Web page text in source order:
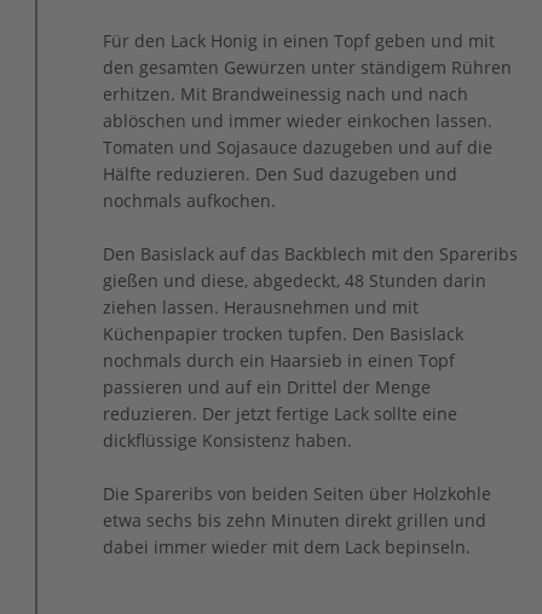
Für den Lack Honig in einen Topf geben und mit
den gesamten Gewürzen unter ständigem Rühren
erhitzen. Mit Brandweinessig nach und nach
ablöschen und immer wieder einkochen lassen.
Tomaten und Sojasauce dazugeben und auf die
Hälfte reduzieren. Den Sud dazugeben und
nochmals aufkochen.
Den Basislack auf das Backblech mit den Spare­ribs
gießen und diese, abgedeckt, 48 Stunden darin
ziehen lassen. Herausnehmen und mit
Küchenpapier trocken tupfen. Den Basislack
nochmals durch ein Haarsieb in einen Topf
passieren und auf ein Drittel der Menge
reduzieren. Der jetzt fertige Lack sollte eine
dickflüssige Konsistenz haben.
Die Spareribs von beiden Seiten über Holzkohle
etwa sechs bis zehn Minuten direkt grillen und
dabei immer wieder mit dem Lack bepinseln.